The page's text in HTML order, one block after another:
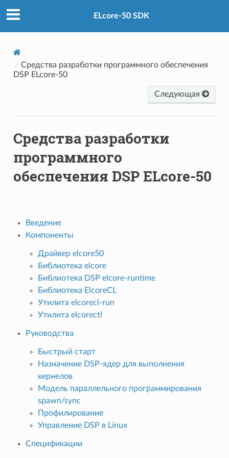
ELcore-50 SDK
Средства разработки программного обеспечения
DSP ELcore-50
Следующая
Средства разработки
программного
обеспечения DSP ELcore-50
Введение
Компоненты
Драйвер elcore50
Библиотека elcore
Библиотека DSP elcore-runtime
Библиотека ElcoreCL
Утилита elcorecl-run
Утилита elcorectl
Руководства
Быстрый старт
Назначение DSP-ядер для выполнения
кернелов
Модель параллельного программирования
spawn/sync
Профилирование
Управление DSP в Linux
Спецификации